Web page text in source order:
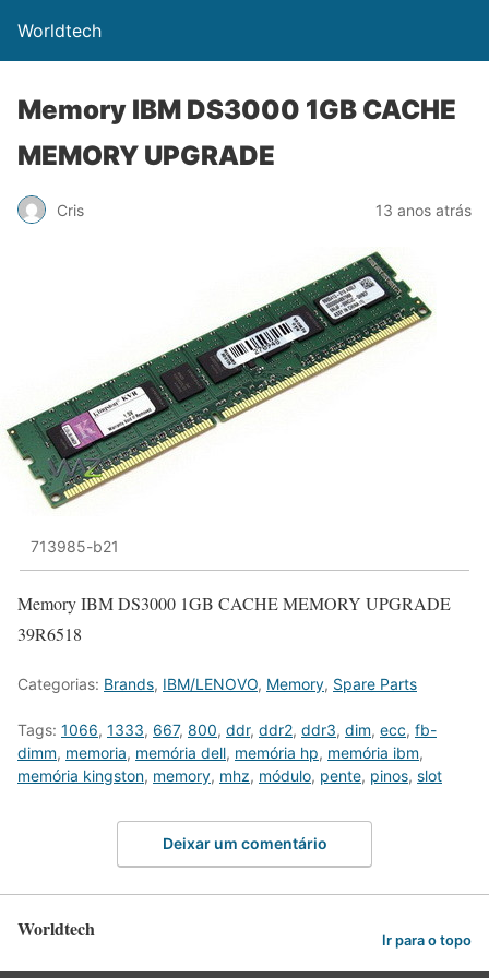
Worldtech
Memory IBM DS3000 1GB CACHE
MEMORY UPGRADE
Cris 13 anos atrás
713985-b21
Memory IBM DS3000 1GB CACHE MEMORY UPGRADE
39R6518
Categorias: Brands, IBM/LENOVO, Memory, Spare Parts
Tags: 1066, 1333, 667, 800, ddr, ddr2, ddr3, dim, ecc, fb-
dimm, memoria, memória dell, memória hp, memória ibm,
memória kingston, memory, mhz, módulo, pente, pinos, slot
Deixar um comentário
Worldtech Ir para o topo